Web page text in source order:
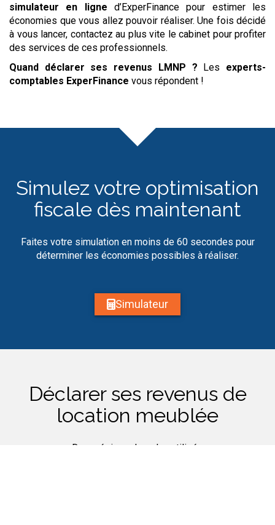
simulateur
en ligne d’ExperFinance pour estimer les
économies que vous allez pouvoir réaliser. Une fois décidé
à vous lancer, contactez au plus vite le cabinet pour profiter
des services de ces professionnels.
Quand déclarer ses revenus LMNP ? Les experts-
comptables ExperFinance vous répondent !
Simulez votre optimisation
fiscale dès maintenant
Faites votre simulation en moins de 60 secondes pour
déterminer les économies possibles à réaliser.
Simulateur
Déclarer ses revenus de
location meublée
Deux régimes les plus utilisés